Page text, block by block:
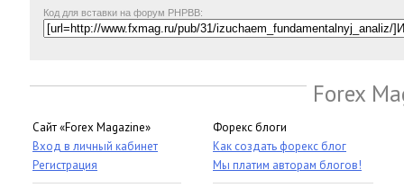
Код для вставки на форум PHPBB:
Forex
Сайт «Forex Magazine»
Вход в личный кабинет
Регистрация
Форекс блоги
Как создать форекс блог
Мы платим авторам блогов!